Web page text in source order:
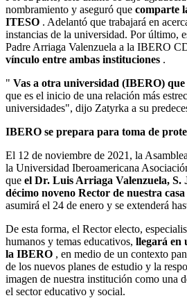
nombramiento y aseguró que comparte
ITESO . Adelantó que trabajará en
instancias de la universidad. Por último,
Padre Arriaga Valenzuela a la IBERO
vínculo entre ambas instituciones .
" Vas a otra universidad (IBERO)
que es el inicio de una relación más
universidades", dijo Zatyrka a su
IBERO se prepara para toma de
El 12 de noviembre de 2021, la
la Universidad Iberoamericana
que el Dr. Luis Arriaga Valenzuela, S.
décimo noveno Rector de nuestra casa
asumirá el 24 de enero y se extenderá
De esta forma, el Rector electo,
humanos y temas educativos, llegará en
la IBERO , en medio de un contexto
de los nuevos planes de estudio y la
imagen de nuestra institución como una
el sector educativo y social.